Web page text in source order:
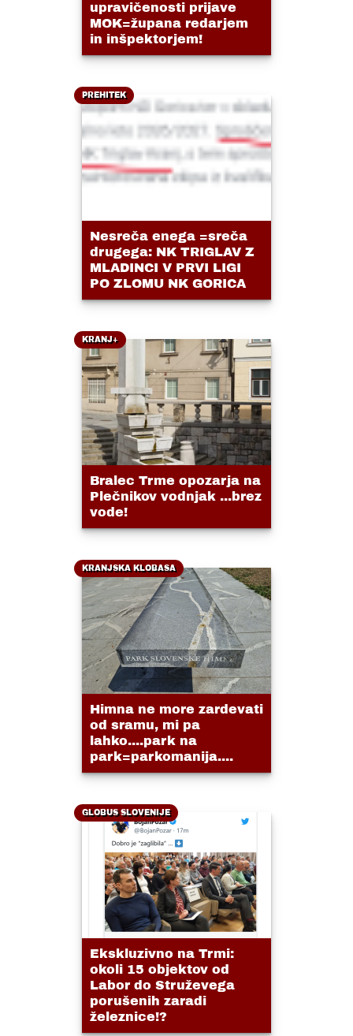
upravičenosti prijave
MOK=župana redarjem
in inšpektorjem!
PREHITEK
Nesreča enega =sreča
drugega: NK TRIGLAV Z
MLADINCI V PRVI LIGI
PO ZLOMU NK GORICA
KRANJ+
Bralec Trme opozarja na
Plečnikov vodnjak ...brez
vode!
KRANJSKA KLOBASA
Himna ne more zardevati
od sramu, mi pa
lahko....park na
park=parkomanija....
GLOBUS SLOVENIJE
Ekskluzivno na Trmi:
okoli 15 objektov od
Labor do Struževega
porušenih zaradi
železnice!?